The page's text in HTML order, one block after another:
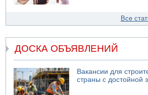
Все
ДОСКА ОБЪЯВЛЕНИЙ
Вакансии для
страны с достойной